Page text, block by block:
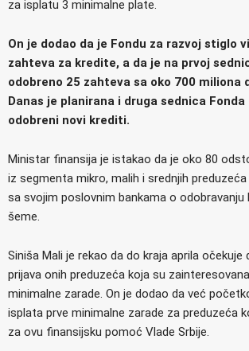
za isplatu 3 minimalne plate.
On je dodao da je Fondu za razvoj stiglo
zahteva za kredite, a da je na prvoj
odobreno 25 zahteva sa oko 700 miliona
Danas je planirana i druga sednica
odobreni novi krediti.
Ministar finansija je istakao da je oko 80
iz segmenta mikro, malih i srednjih
sa svojim poslovnim bankama o odobravanju
šeme.
Siniša Mali je rekao da do kraja aprila očekuje
prijava onih preduzeća koja su
minimalne zarade. On je dodao da već
isplata prve minimalne zarade za preduzeća
za ovu finansijsku pomoć Vlade Srbije.